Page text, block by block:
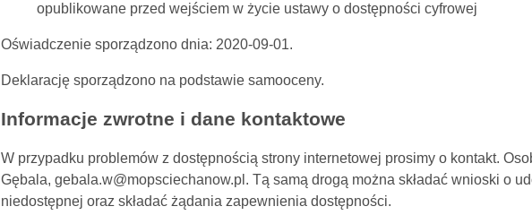
opublikowane przed wejściem w życie ustawy o dostępności cyfrowej
Oświadczenie sporządzono dnia: 2020-09-01.
Deklarację sporządzono na podstawie samooceny.
Informacje zwrotne i dane kontaktowe
W przypadku problemów z dostępnością strony internetowej prosimy o kontakt.
Gębala, gebala.w@mopsciechanow.pl . Tą samą drogą można składać wnioski o
niedostępnej oraz składać żądania zapewnienia dostępności.